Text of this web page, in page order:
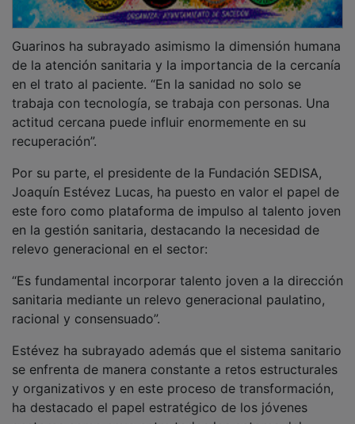
Estévez ha subrayado además que el sistema sanitario
se enfrenta de manera constante a retos estructurales
y organizativos y en este proceso de transformación,
ha destacado el papel estratégico de los jóvenes
gestores como nexo entre todos los actores del
sistema: “Sois el puente entre los profesionales, los
pacientes y la Administración. Tenéis una labor clave
en la mejora de la comunicación y en la evolución del
PUBLICIDAD